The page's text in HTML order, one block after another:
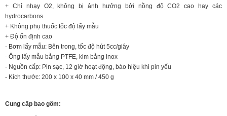
+ Chỉ nhạy O2, không bị ảnh hưởng bởi nồng độ CO2 cao hay các
hydrocarbons
+ Không phụ thuốc tốc độ lấy mẫu
+ Độ ổn định cao
- Bơm lấy mẫu: Bên trong, tốc độ hút 5cc/giây
- Ông lấy mẫu bằng PTFE, kim bằng inox
- Nguồn cấp: Pin sạc, 12 giờ hoạt động, báo hiệu khi pin yếu
- Kích thước: 200 x 100 x 40 mm / 450 g
Cung cấp bao gồm: